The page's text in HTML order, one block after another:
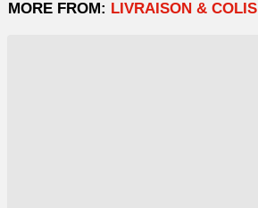
MORE FROM: LIVRAISON & COLIS